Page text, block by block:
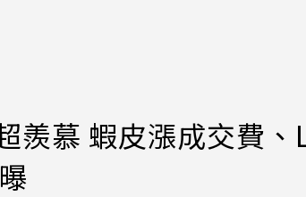
羨慕 蝦皮漲成交費、